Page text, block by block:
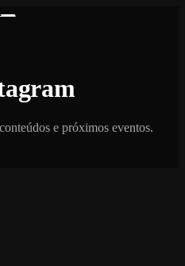
e próximos eventos.